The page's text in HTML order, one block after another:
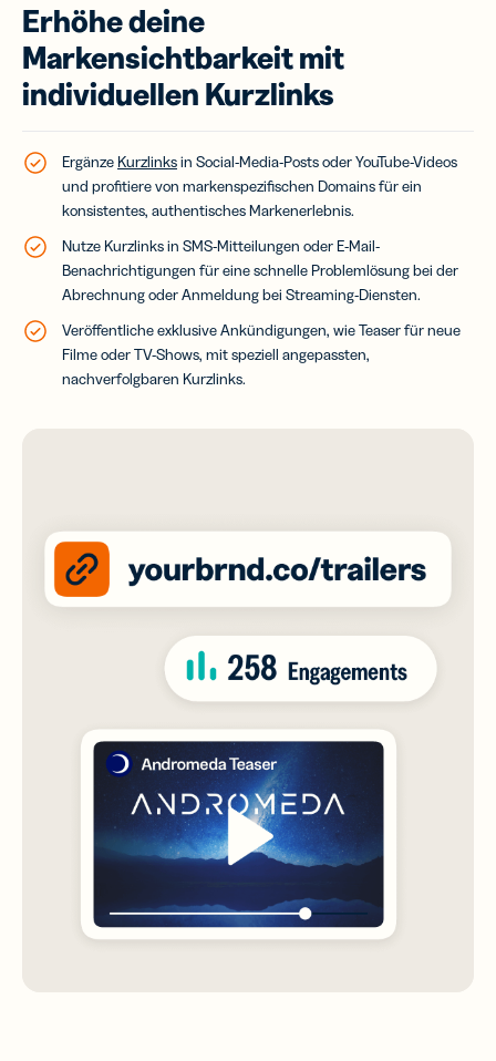
Erhöhe deine
Markensichtbarkeit mit
individuellen Kurzlinks
Ergänze Kurzlinksin Social-Media-Posts oder YouTube-Videos
und profitiere von markenspezifischen Domains für ein
konsistentes, authentisches Markenerlebnis.
Nutze Kurzlinks in SMS-Mitteilungen oder E-Mail-
Benachrichtigungen für eine schnelle Problemlösung bei der
Abrechnung oder Anmeldung bei Streaming-Diensten.
Veröffentliche exklusive Ankündigungen, wie Teaser für neue
Filme oder TV-Shows, mit speziell angepassten,
nachverfolgbaren Kurzlinks.